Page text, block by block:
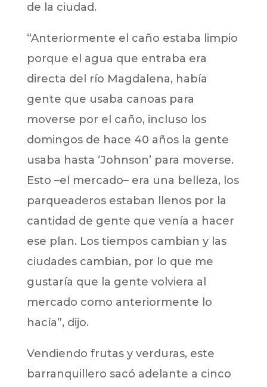
de la ciudad.
“Anteriormente el caño estaba limpio
porque el agua que entraba era
directa del río Magdalena, había
gente que usaba canoas para
moverse por el caño, incluso los
domingos de hace 40 años la gente
usaba hasta ‘Johnson’ para moverse.
Esto –el mercado– era una belleza, los
parqueaderos estaban llenos por la
cantidad de gente que venía a hacer
ese plan. Los tiempos cambian y las
ciudades cambian, por lo que me
gustaría que la gente volviera al
mercado como anteriormente lo
hacía”, dijo.
Vendiendo frutas y verduras, este
barranquillero sacó adelante a cinco